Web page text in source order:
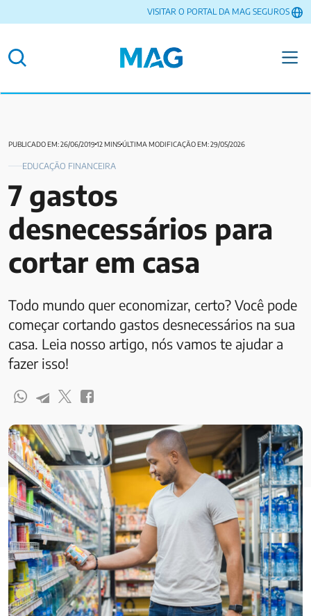
VISITAR O PORTAL DA MAG SEGUROS
PUBLICADO EM: 26/06/201912 MINSÚLTIMA MODIFICAÇÃO EM: 29/05/2026
EDUCAÇÃO FINANCEIRA
7 gastos
desnecessários para
cortar em casa
Todo mundo quer economizar, certo? Você pode
começar cortando gastos desnecessários na sua
casa. Leia nosso artigo, nós vamos te ajudar a
fazer isso!